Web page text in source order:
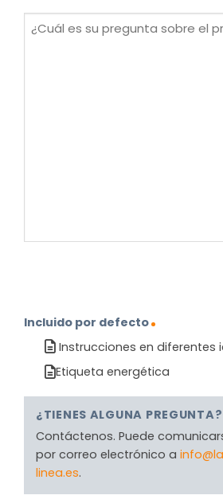
¿Cuál
Incluido por defecto
Instrucciones en diferentes
Etiqueta energética
¿TIENES ALGUNA PREGUNTA?
Contáctenos. Puede
por correo electrónico a
linea.es.